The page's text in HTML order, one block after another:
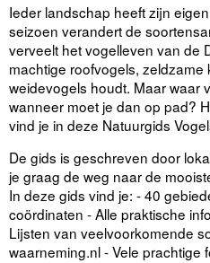
Ieder landschap heeft zijn
seizoen verandert de
verveelt het vogelleven van de
machtige roofvogels,
weidevogels houdt. Maar waar
wanneer moet je dan op pad?
vind je in deze Natuurgids
De gids is geschreven door
je graag de weg naar de
In deze gids vind je: - 40
coördinaten - Alle praktische
Lijsten van veelvoorkomende
waarneming.nl - Vele prachtige